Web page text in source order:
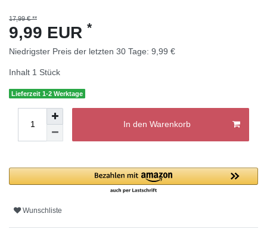
17,99 € **
9,99 EUR *
Niedrigster Preis der letzten 30 Tage: 9,99 €
Inhalt 1 Stück
Lieferzeit 1-2 Werktage
In den Warenkorb
Wunschliste